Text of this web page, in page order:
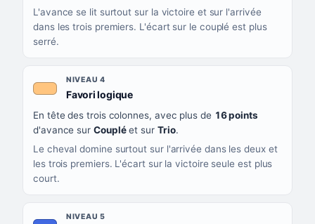
L'avance se lit surtout sur la victoire et sur l'arrivée
dans les trois premiers. L'écart sur le couplé est plus
serré.
NIVEAU 4
Favori logique, couleur orange clair
En tête des trois colonnes, avec plus de 16 points
d'avance sur Coupléet sur Trio.
Le cheval domine surtout sur l'arrivée dans les deux et
les trois premiers. L'écart sur la victoire seule est plus
court.
NIVEAU 5